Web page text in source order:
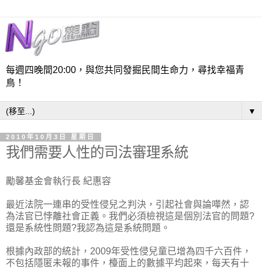
每週四晚間20:00，與您共同發掘民間生命力，尋找幸福青
鳥！
▼
2010年10月3日 星期日
我們需要人性的司法審理系統
勵馨基金會執行長 紀惠容
最近法院一連串的受性侵兒之判決，引起社會與論嘩然，認
為法官已悖離社會正義。我們必須檢視這是個別法官的問題?
還是系統性問題?我認為這是系統問題。
根據內政部的統計，2009年受性侵兒童已增為四千六百件，
不包括隱匿未報的事件，檯面上的數據平均起來，每天有十